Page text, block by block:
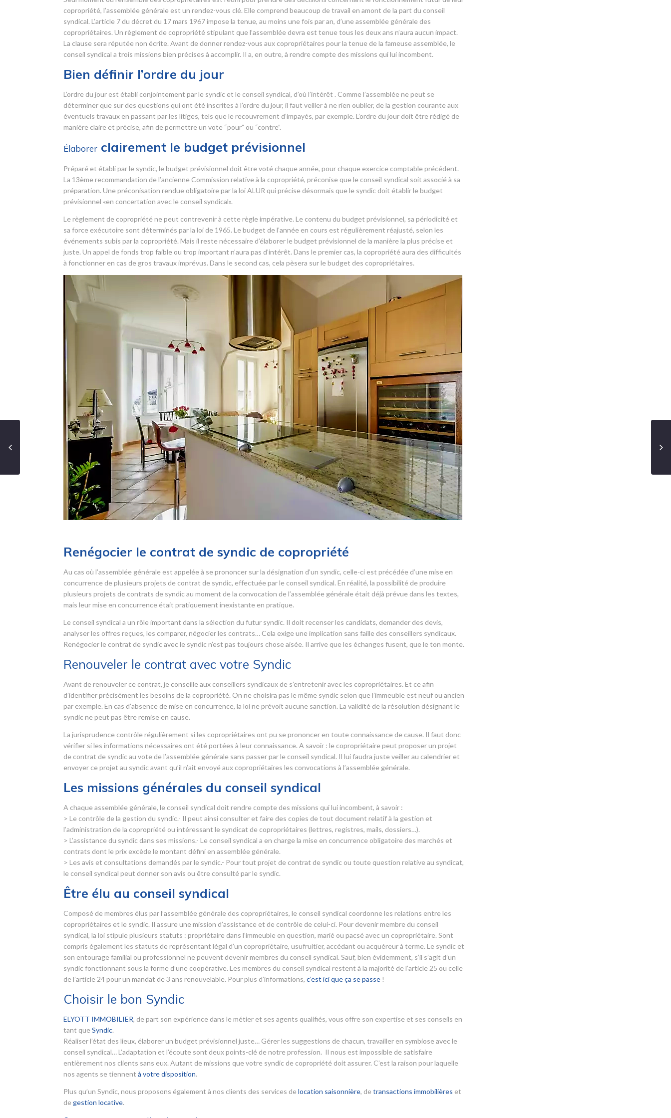
copropriété, l’assemblée générale est un rendez-vous clé. Elle comprend beaucoup de travail en amont de la part du conseil
syndical. L’article 7 du décret du 17 mars 1967 impose la tenue, au moins une fois par an, d’une assemblée générale des
copropriétaires. Un règlement de copropriété stipulant que l’assemblée devra est tenue tous les deux ans n’aura aucun impact.
La clause sera réputée non écrite. Avant de donner rendez-vous aux copropriétaires pour la tenue de la fameuse assemblée, le
conseil syndical a trois missions bien précises à accomplir. Il a, en outre, à rendre compte des missions qui lui incombent.
Bien définir l’ordre du jour
L’ordre du jour est établi conjointement par le syndic et le conseil syndical, d’où l’intérêt . Comme l’assemblée ne peut se
déterminer que sur des questions qui ont été inscrites à l’ordre du jour, il faut veiller à ne rien oublier, de la gestion courante aux
éventuels travaux en passant par les litiges, tels que le recouvrement d’impayés, par exemple. L’ordre du jour doit être rédigé de
manière claire et précise, afin de permettre un vote “pour” ou “contre”.
Élaborer clairement le budget prévisionnel
Préparé et établi par le syndic, le budget prévisionnel doit être voté chaque année, pour chaque exercice comptable précédent.
La 13ème recommandation de l’ancienne Commission relative à la copropriété, préconise que le conseil syndical soit associé à sa
préparation. Une préconisation rendue obligatoire par la loi ALUR qui précise désormais que le syndic doit établir le budget
prévisionnel «en concertation avec le conseil syndical».
Le règlement de copropriété ne peut contrevenir à cette règle impérative. Le contenu du budget prévisionnel, sa périodicité et
sa force exécutoire sont déterminés par la loi de 1965. Le budget de l’année en cours est régulièrement réajusté, selon les
événements subis par la copropriété. Mais il reste nécessaire d’élaborer le budget prévisionnel de la manière la plus précise et
juste. Un appel de fonds trop faible ou trop important n’aura pas d’intérêt. Dans le premier cas, la copropriété aura des difficultés
à fonctionner en cas de gros travaux imprévus. Dans le second cas, cela pèsera sur le budget des copropriétaires.
Renégocier le contrat de syndic de copropriété
Au cas où l’assemblée générale est appelée à se prononcer sur la désignation d’un syndic, celle-ci est précédée d’une mise en
concurrence de plusieurs projets de contrat de syndic, effectuée par le conseil syndical. En réalité, la possibilité de produire
plusieurs projets de contrats de syndic au moment de la convocation de l’assemblée générale était déjà prévue dans les textes,
mais leur mise en concurrence était pratiquement inexistante en pratique.
Le conseil syndical a un rôle important dans la sélection du futur syndic. Il doit recenser les candidats, demander des devis,
analyser les offres reçues, les comparer, négocier les contrats… Cela exige une implication sans faille des conseillers syndicaux.
Renégocier le contrat de syndic avec le syndic n’est pas toujours chose aisée. Il arrive que les échanges fusent, que le ton monte.
Renouveler le contrat avec votre Syndic
Avant de renouveler ce contrat, je conseille aux conseillers syndicaux de s’entretenir avec les copropriétaires. Et ce afin
d’identifier précisément les besoins de la copropriété. On ne choisira pas le même syndic selon que l’immeuble est neuf ou ancien
par exemple. En cas d’absence de mise en concurrence, la loi ne prévoit aucune sanction. La validité de la résolution désignant le
syndic ne peut pas être remise en cause.
La jurisprudence contrôle régulièrement si les copropriétaires ont pu se prononcer en toute connaissance de cause. Il faut donc
vérifier si les informations nécessaires ont été portées à leur connaissance. A savoir : le copropriétaire peut proposer un projet
de contrat de syndic au vote de l’assemblée générale sans passer par le conseil syndical. Il lui faudra juste veiller au calendrier et
envoyer ce projet au syndic avant qu’il n’ait envoyé aux copropriétaires les convocations à l’assemblée générale.
Les missions générales du conseil syndical
A chaque assemblée générale, le conseil syndical doit rendre compte des missions qui lui incombent, à savoir :
> Le contrôle de la gestion du syndic.- Il peut ainsi consulter et faire des copies de tout document relatif à la gestion et
l’administration de la copropriété ou intéressant le syndicat de copropriétaires (lettres, registres, mails, dossiers…).
> L’assistance du syndic dans ses missions.- Le conseil syndical a en charge la mise en concurrence obligatoire des marchés et
contrats dont le prix excède le montant défini en assemblée générale.
> Les avis et consultations demandés par le syndic.- Pour tout projet de contrat de syndic ou toute question relative au syndicat,
le conseil syndical peut donner son avis ou être consulté par le syndic.
Être élu au conseil syndical
Composé de membres élus par l’assemblée générale des copropriétaires, le conseil syndical coordonne les relations entre les
copropriétaires et le syndic. Il assure une mission d’assistance et de contrôle de celui-ci. Pour devenir membre du conseil
syndical, la loi stipule plusieurs statuts : propriétaire dans l’immeuble en question, marié ou pacsé avec un copropriétaire. Sont
compris également les statuts de représentant légal d’un copropriétaire, usufruitier, accédant ou acquéreur à terme. Le syndic et
son entourage familial ou professionnel ne peuvent devenir membres du conseil syndical. Sauf, bien évidemment, s’il s’agit d’un
syndic fonctionnant sous la forme d’une coopérative. Les membres du conseil syndical restent à la majorité de l’article 25 ou celle
de l’article 24 pour un mandat de 3 ans renouvelable. Pour plus d’informations, c’est ici que ça se passe !
Choisir le bon Syndic
ELYOTT IMMOBILIER, de part son expérience dans le métier et ses agents qualifiés, vous offre son expertise et ses conseils en
tant que Syndic.
Réaliser l’état des lieux, élaborer un budget prévisionnel juste… Gérer les suggestions de chacun, travailler en symbiose avec le
conseil syndical… L’adaptation et l’écoute sont deux points-clé de notre profession. Il nous est impossible de satisfaire
entièrement nos clients sans eux. Autant de missions que votre syndic de copropriété doit assurer. C’est la raison pour laquelle
nos agents se tiennent à votre disposition.
Plus qu’un Syndic, nous proposons également à nos clients des services de location saisonnière, de transactions immobilières et
de gestion locative.